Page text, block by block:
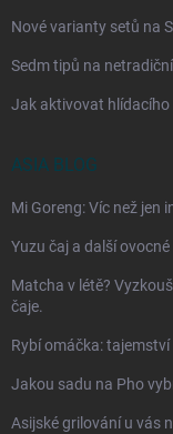
Nové varianty setů na
Sedm tipů na
Jak aktivovat hlídacího
ASIA BLOG
Mi Goreng: Víc než jen
Yuzu čaj a další
Matcha v létě?
čaje.
Rybí omáčka:
Jakou sadu na Pho
Asijské grilování u vás